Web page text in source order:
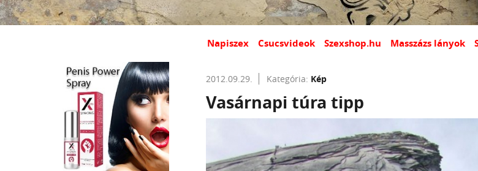
Napiszex Csucsvideok Szexshop.hu Masszázs lányok
2012.09.29. Kategória: Kép
Vasárnapi túra tipp